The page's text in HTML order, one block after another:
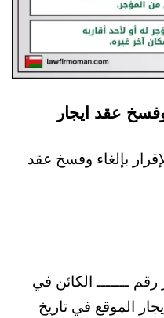
عقد ايجار
بإلغاء وفسخ عقد
رقم ـــــــ الكائن في
الموقع في تاريخ